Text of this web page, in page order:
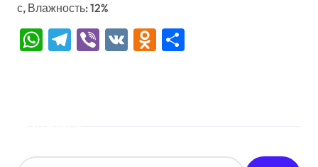
с, Влажность: 12%
WhatsApp
Telegram
Viber
VK Odnoklassniki